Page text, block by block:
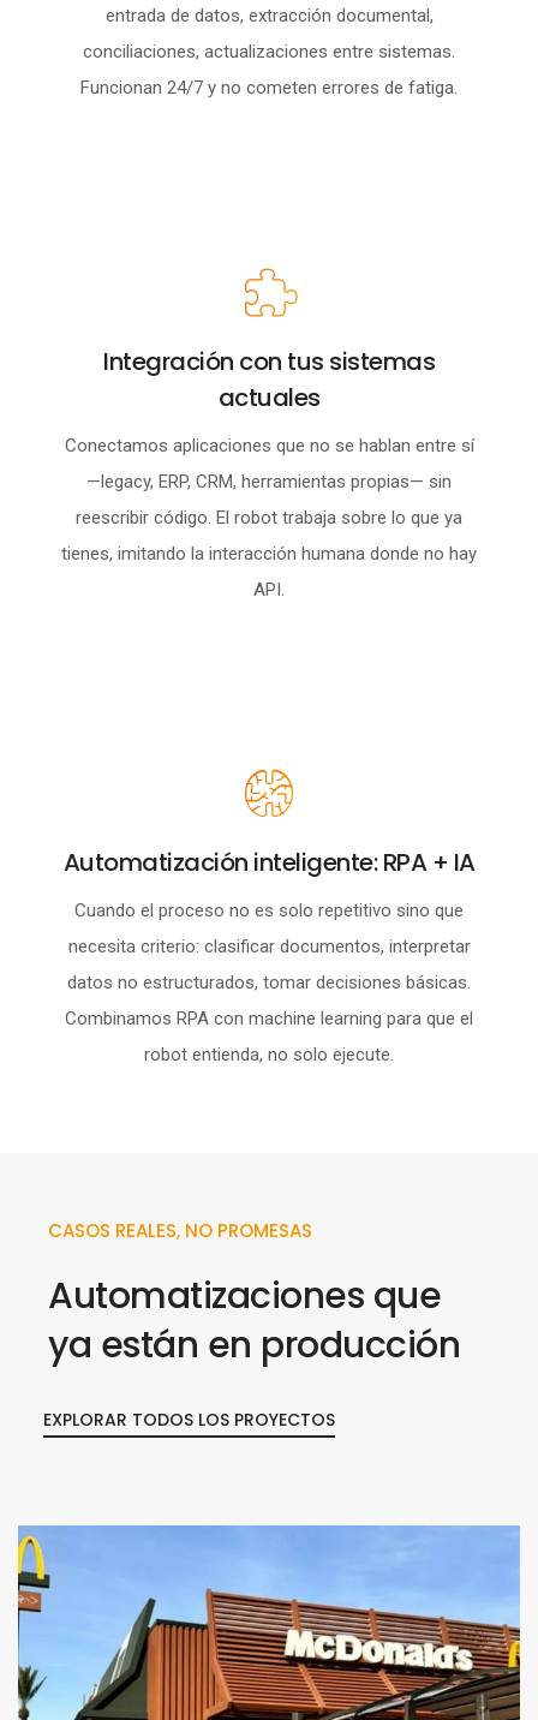
entrada de datos, extracción documental,
conciliaciones, actualizaciones entre sistemas.
Funcionan 24/7 y no cometen errores de fatiga.
Integración con tus sistemas
actuales
Conectamos aplicaciones que no se hablan entre sí
—legacy, ERP, CRM, herramientas propias— sin
reescribir código. El robot trabaja sobre lo que ya
tienes, imitando la interacción humana donde no hay
API.
Automatización inteligente: RPA + IA
Cuando el proceso no es solo repetitivo sino que
necesita criterio: clasificar documentos, interpretar
datos no estructurados, tomar decisiones básicas.
Combinamos RPA con machine learning para que el
robot entienda, no solo ejecute.
CASOS REALES, NO PROMESAS
Automatizaciones que
ya están en producción
EXPLORAR TODOS LOS PROYECTOS